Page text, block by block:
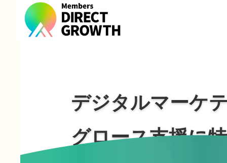
デジタルマーケ
グロース支援に